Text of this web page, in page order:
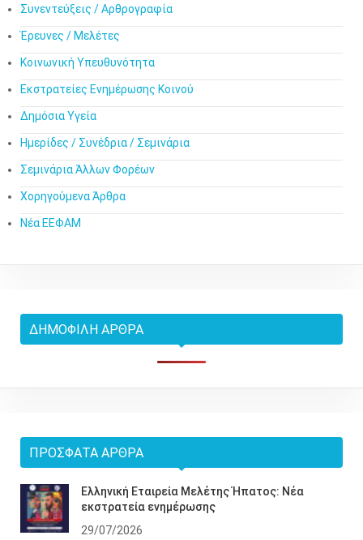
Συνεντεύξεις / Αρθρογραφία
Έρευνες / Μελέτες
Κοινωνική Υπευθυνότητα
Εκστρατείες Ενημέρωσης Κοινού
Δημόσια Υγεία
Ημερίδες / Συνέδρια / Σεμινάρια
Σεμινάρια Άλλων Φορέων
Χορηγούμενα Άρθρα
Νέα ΕΕΦΑΜ
ΔΗΜΟΦΙΛΉ ΆΡΘΡΑ
ΠΡΌΣΦΑΤΑ ΆΡΘΡΑ
Ελληνική Εταιρεία Μελέτης Ήπατος: Νέα
εκστρατεία ενημέρωσης
29/07/2026